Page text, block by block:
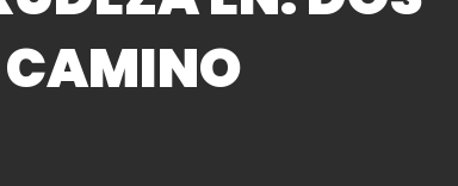
CAMINO